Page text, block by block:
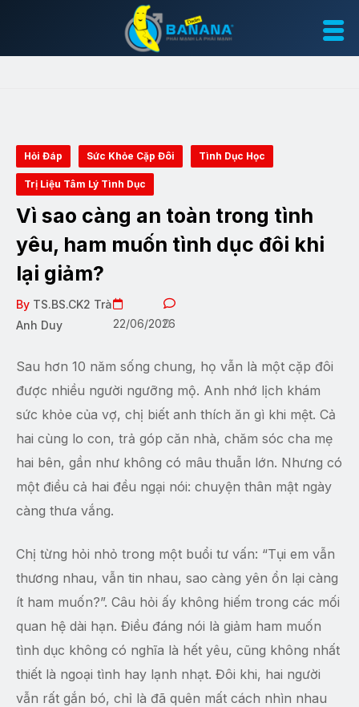
Hỏi Đáp Sức Khỏe Cặp Đôi Tình Dục Học
Trị Liệu Tâm Lý Tình Dục
Vì sao càng an toàn trong tình
yêu, ham muốn tình dục đôi khi
lại giảm?
By TS.BS.CK2 Trà
Anh Duy
22/06/2026
0
Sau hơn 10 năm sống chung, họ vẫn là một cặp đôi
được nhiều người ngưỡng mộ. Anh nhớ lịch khám
sức khỏe của vợ, chị biết anh thích ăn gì khi mệt. Cả
hai cùng lo con, trả góp căn nhà, chăm sóc cha mẹ
hai bên, gần như không có mâu thuẫn lớn. Nhưng có
một điều cả hai đều ngại nói: chuyện thân mật ngày
càng thưa vắng.
Chị từng hỏi nhỏ trong một buổi tư vấn: “Tụi em vẫn
thương nhau, vẫn tin nhau, sao càng yên ổn lại càng
ít ham muốn?”. Câu hỏi ấy không hiếm trong các mối
quan hệ dài hạn. Điều đáng nói là giảm ham muốn
tình dục không có nghĩa là hết yêu, cũng không nhất
thiết là ngoại tình hay lạnh nhạt. Đôi khi, hai người
vẫn rất gắn bó, chỉ là đã quên mất cách nhìn nhau